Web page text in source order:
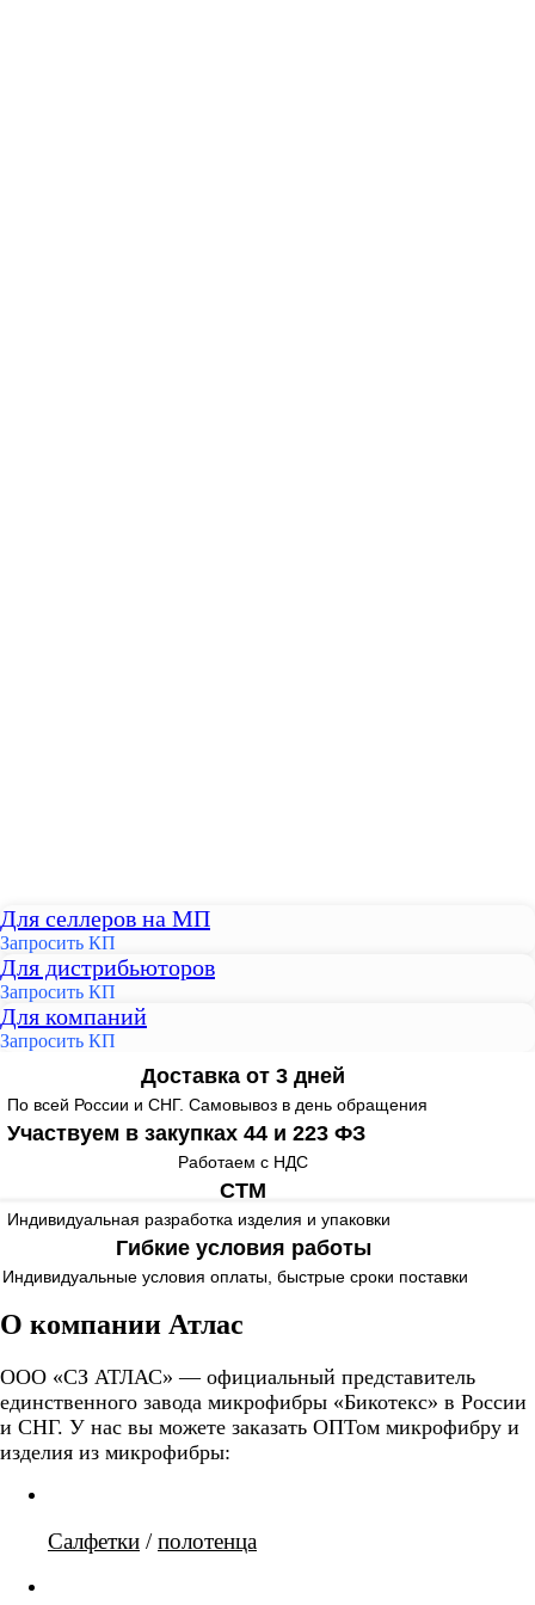
Доставка от 3 дней
По всей России и СНГ. Самовывоз в день обращения
Участвуем в закупках 44 и 223 ФЗ
Работаем с НДС
СТМ
Индивидуальная разработка изделия и упаковки
Гибкие условия работы
Индивидуальные условия оплаты, быстрые сроки поставки
Для селлеров на МП
Запросить КП
Для дистрибьюторов
Запросить КП
Для компаний
Запросить КП
О компании Атлас
ООО «СЗ АТЛАС» — официальный представитель
единственного завода микрофибры «Бикотекс» в России
и СНГ. У нас вы можете заказать ОПТом микрофибру и
изделия из микрофибры:
Салфетки /полотенца